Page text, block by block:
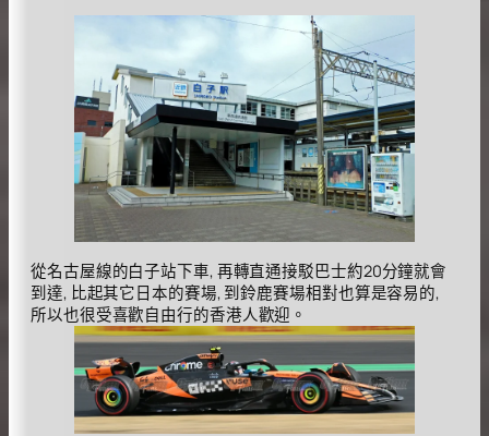
從名古屋線的白子站下車, 再轉直通接駁巴士約20分鐘就會
到達, 比起其它日本的賽場, 到鈴鹿賽場相對也算是容易的,
所以也很受喜歡自由行的香港人歡迎。